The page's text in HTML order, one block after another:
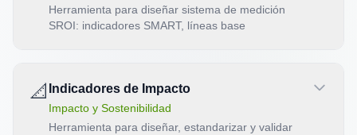
Herramienta para diseñar sistema de medición
SROI: indicadores SMART, líneas base
📐 Indicadores de Impacto
Impacto y Sostenibilidad
Herramienta para diseñar, estandarizar y validar